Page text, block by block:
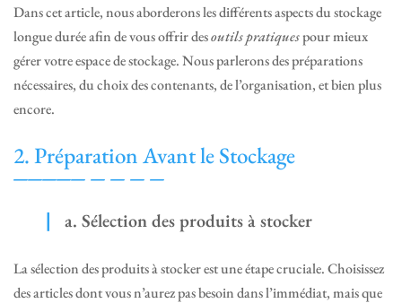
Dans cet article, nous aborderons les différents aspects du stockage
longue durée afin de vous offrir desoutils pratiquespour mieux
gérer votre espace de stockage. Nous parlerons des préparations
nécessaires, du choix des contenants, de l’organisation, et bien plus
encore.
2. Préparation Avant le Stockage
a. Sélection des produits à stocker
La sélection des produits à stocker est une étape cruciale. Choisissez
des articles dont vous n’aurez pas besoin dans l’immédiat, mais que